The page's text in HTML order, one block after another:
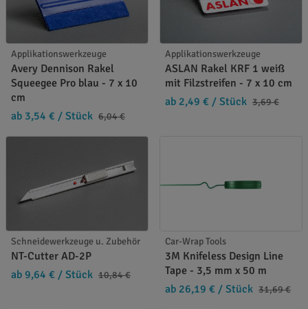
Applikationswerkzeuge
Avery Dennison Rakel
Squeegee Pro blau - 7 x 10
cm
ab 3,54 € / Stück 6,04 €
Applikationswerkzeuge
ASLAN Rakel KRF 1 weiß
mit Filzstreifen - 7 x 10 cm
ab 2,49 € / Stück 3,69 €
Schneidewerkzeuge u. Zubehör
NT-Cutter AD-2P
ab 9,64 € / Stück 10,84 €
Car-Wrap Tools
3M Knifeless Design Line
Tape - 3,5 mm x 50 m
ab 26,19 € / Stück 31,69 €